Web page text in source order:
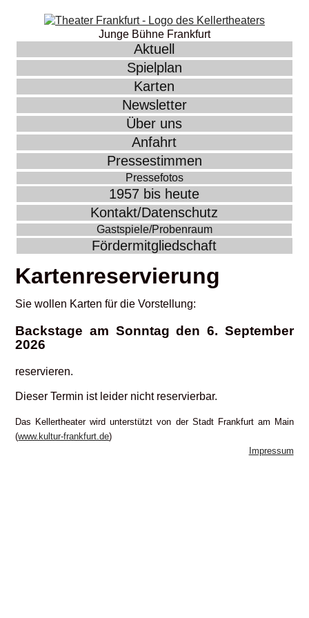
Junge Bühne Frankfurt
Aktuell
Spielplan
Karten
Newsletter
Über uns
Anfahrt
Pressestimmen
Pressefotos
1957 bis heute
Kontakt/Datenschutz
Gastspiele/Probenraum
Fördermitgliedschaft
Kartenreservierung
Sie wollen Karten für die Vorstellung:
Backstage am Sonntag den 6. September
2026
reservieren.
Dieser Termin ist leider nicht reservierbar.
Das Kellertheater wird unterstützt von der Stadt Frankfurt am Main
(www.kultur-frankfurt.de)
Impressum